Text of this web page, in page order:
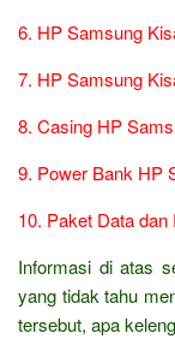
6. HP Samsung
7. HP Samsung
8. Casing HP
9. Power Bank HP
10. Paket Data
Informasi di atas
yang tidak tahu
tersebut, apa